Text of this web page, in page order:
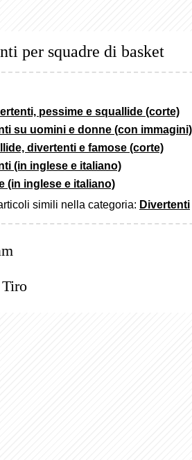
per squadre di basket
pessime e squallide (corte)
su uomini e donne (con immagini)
divertenti e famose (corte)
(in inglese e italiano)
(in inglese e italiano)
simili nella categoria: Divertenti